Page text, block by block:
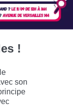
!
son